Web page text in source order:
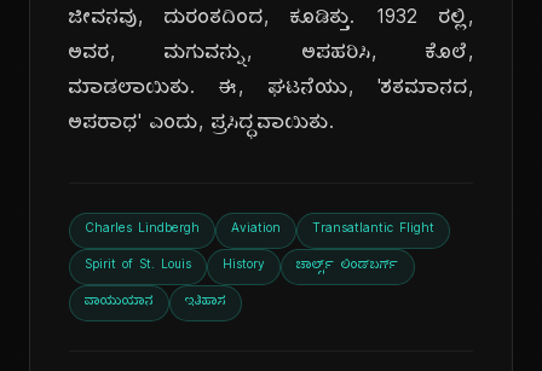
ಜೀವನವು, ದುರಂತದಿಂದ, ಕೂಡಿತ್ತು. 1932 ರಲ್ಲಿ,
ಅವರ, ಮಗುವನ್ನು, ಅಪಹರಿಸಿ, ಕೊಲೆ,
ಮಾಡಲಾಯಿತು. ಈ, ಘಟನೆಯು, 'ಶತಮಾನದ,
ಅಪರಾಧ' ಎಂದು, ಪ್ರಸಿದ್ಧವಾಯಿತು.
Charles Lindbergh Aviation Transatlantic Flight
Spirit of St. Louis History ಚಾರ್ಲ್ಸ್ ಲಿಂಡ್‌ಬರ್ಗ್
ವಾಯುಯಾನ ಇತಿಹಾಸ